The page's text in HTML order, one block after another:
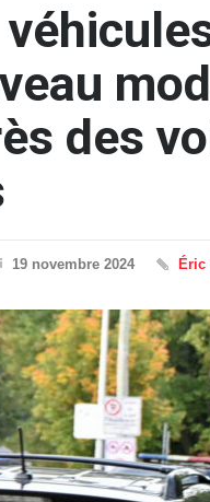
des
19 novembre 2024 Éric